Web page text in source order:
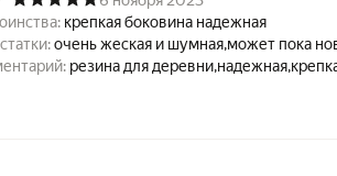
крепкая боковина надежная
очень жеская и шумная,может пока
резина для